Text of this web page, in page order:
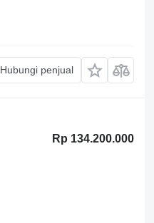
Hubungi penjual
Rp 134.200.000